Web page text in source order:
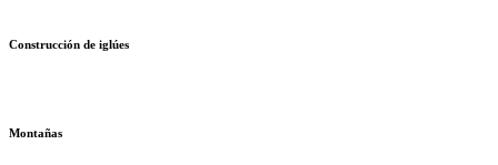
Construcción de iglúes
Montañas